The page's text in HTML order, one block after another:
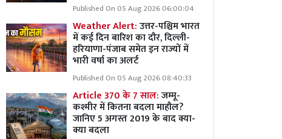
Published On 05 Aug 2026 06:00:04
Weather Alert:उत्तर-पश्चिम भारत
में कई दिन बारिश का दौर, दिल्ली-
हरियाणा-पंजाब समेत इन राज्यों में
भारी वर्षा का अलर्ट
Published On 05 Aug 2026 08:40:33
Article 370 के 7 साल:जम्मू-
कश्मीर में कितना बदला माहौल?
जानिए 5 अगस्त 2019 के बाद क्या-
क्या बदला